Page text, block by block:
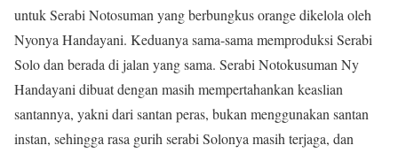
untuk Serabi Notosuman yang berbungkus orange dikelola oleh
Nyonya Handayani. Keduanya sama-sama memproduksi Serabi
Solo dan berada di jalan yang sama. Serabi Notokusuman Ny
Handayani dibuat dengan masih mempertahankan keaslian
santannya, yakni dari santan peras, bukan menggunakan santan
instan, sehingga rasa gurih serabi Solonya masih terjaga, dan